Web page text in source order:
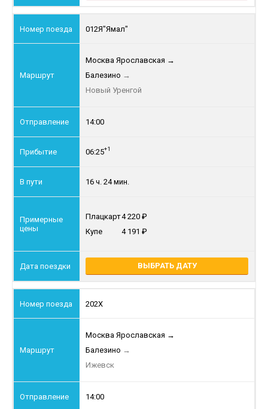
012Я"Ямал"
Москва Ярославская →
Балезино →
Новый Уренгой
14:00
06:25+1
16 ч. 24 мин.
Плацкарт4 220
Купе
4 191
ВЫБРАТЬ ДАТУ
202Х
Москва Ярославская →
Балезино →
Ижевск
14:00